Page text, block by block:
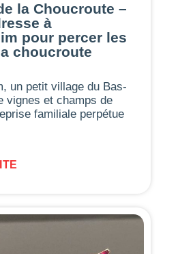
la Choucroute –
à
pour percer les
choucroute
un petit village du Bas-
vignes et champs de
familiale perpétue